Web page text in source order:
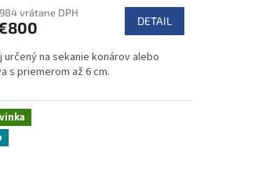
vrátane DPH
DETAIL
určený na sekanie konárov alebo
s priemerom až 6 cm.